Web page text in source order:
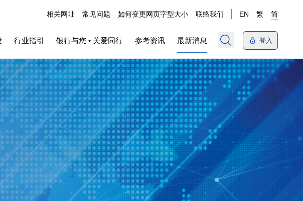
相关网址 常见问题 如何变更网页字型大小 联络我们 EN 繁 简
行业指引 银行与您 • 关爱同行 参考资讯 最新消息 登入